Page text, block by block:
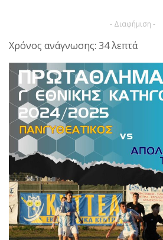
- Διαφήμιση -
Χρόνος ανάγνωσης: 34 λεπτά